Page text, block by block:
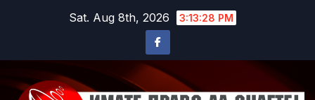
Sat. Aug 8th, 2026 3:13:31 PM